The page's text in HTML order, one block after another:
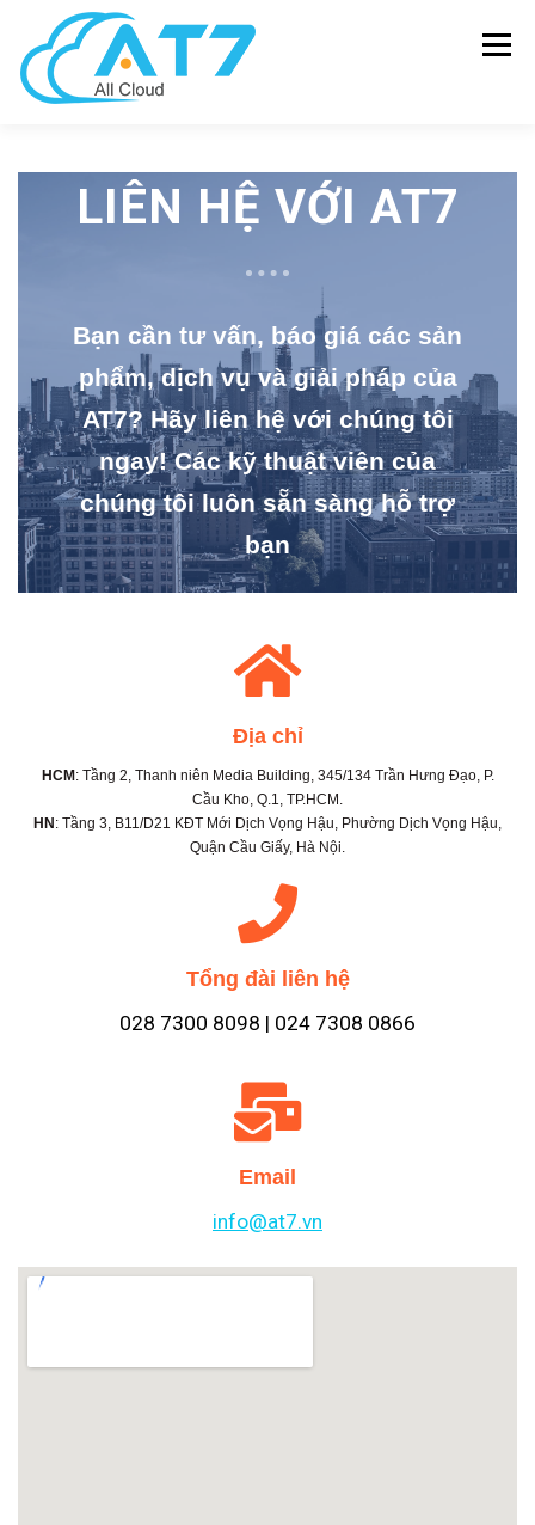
Menu
SOLUTIONS HARDWARE SOFTWARE
CONTACT US
LIÊN HỆ VỚI AT7
Bạn cần tư vấn, báo giá các sản
phẩm, dịch vụ và giải pháp của
AT7? Hãy liên hệ với chúng tôi
ngay! Các kỹ thuật viên của
chúng tôi luôn sẵn sàng hỗ trợ
bạn
Địa chỉ
HCM : Tầng 2, Thanh niên Media Building, 345/134 Trần Hưng Đạo, P.
Cầu Kho, Q.1, TP.HCM.
HN : Tầng 3, B11/D21 KĐT Mới Dịch Vọng Hậu, Phường Dịch Vọng Hậu,
Quận Cầu Giấy, Hà Nội.
Tổng đài liên hệ
028 7300 8098 | 024 7308 0866
Email
info@at7.vn